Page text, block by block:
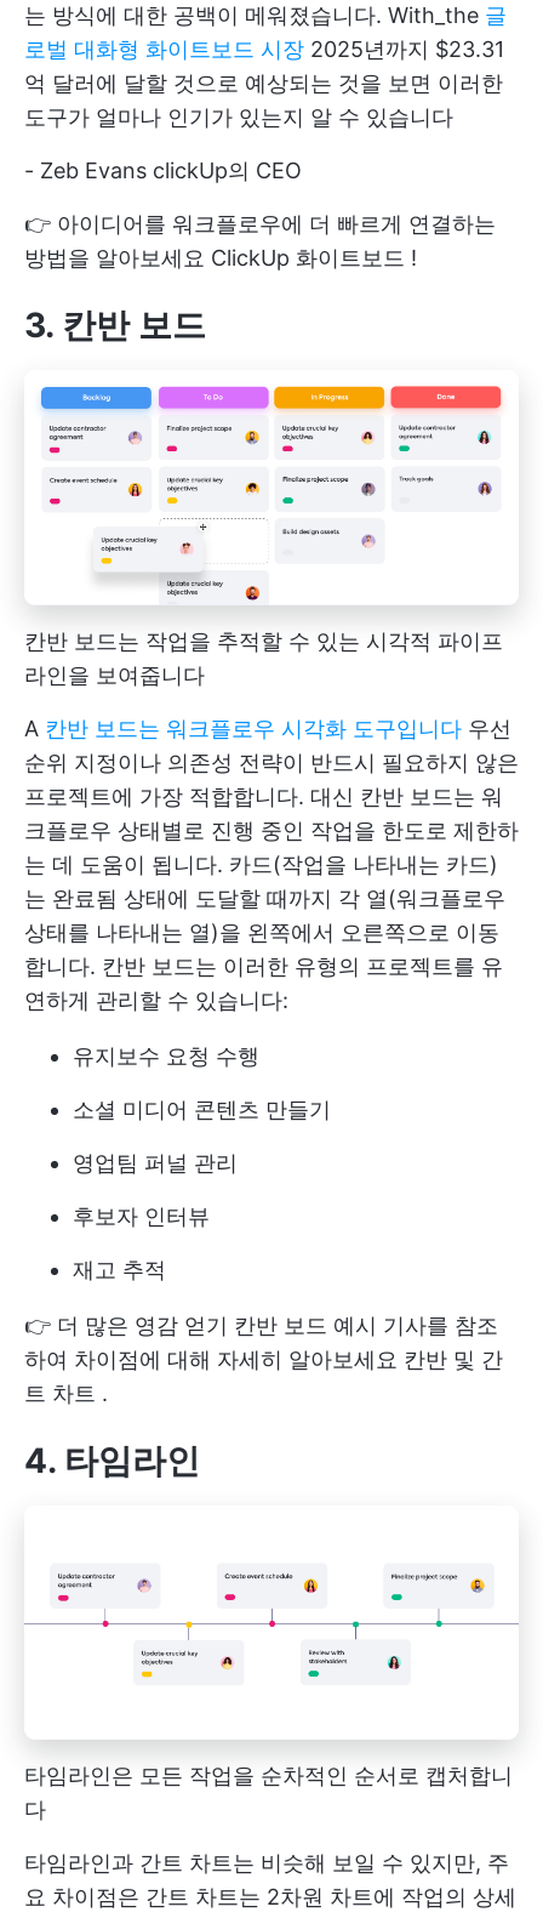
는 방식에 대한 공백이 메워졌습니다. With_the 글
로벌 대화형 화이트보드 시장 2025년까지 $23.31
억 달러에 달할 것으로 예상되는 것을 보면 이러한
도구가 얼마나 인기가 있는지 알 수 있습니다
- Zeb Evans clickUp의 CEO
👉 아이디어를 워크플로우에 더 빠르게 연결하는
방법을 알아보세요 ClickUp 화이트보드 !
3. 칸반 보드
칸반 보드는 작업을 추적할 수 있는 시각적 파이프
라인을 보여줍니다
A 칸반 보드는 워크플로우 시각화 도구입니다 우선
순위 지정이나 의존성 전략이 반드시 필요하지 않은
프로젝트에 가장 적합합니다. 대신 칸반 보드는 워
크플로우 상태별로 진행 중인 작업을 한도로 제한하
는 데 도움이 됩니다. 카드(작업을 나타내는 카드)
는 완료됨 상태에 도달할 때까지 각 열(워크플로우
상태를 나타내는 열)을 왼쪽에서 오른쪽으로 이동
합니다. 칸반 보드는 이러한 유형의 프로젝트를 유
연하게 관리할 수 있습니다:
유지보수 요청 수행
소셜 미디어 콘텐츠 만들기
영업팀 퍼널 관리
후보자 인터뷰
재고 추적
👉 더 많은 영감 얻기 칸반 보드 예시 기사를 참조
하여 차이점에 대해 자세히 알아보세요 칸반 및 간
트 차트 .
4. 타임라인
타임라인은 모든 작업을 순차적인 순서로 캡처합니
다
타임라인과 간트 차트는 비슷해 보일 수 있지만, 주
요 차이점은 간트 차트는 2차원 차트에 작업의 상세